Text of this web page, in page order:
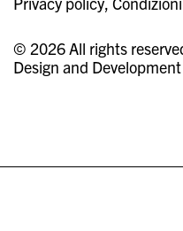
© 2026 All rights
Design and Development